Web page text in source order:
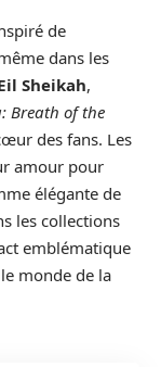
de
dans les
Sheikah,
Breath of the
des fans. Les
amour pour
élégante de
les collections
emblématique
monde de la